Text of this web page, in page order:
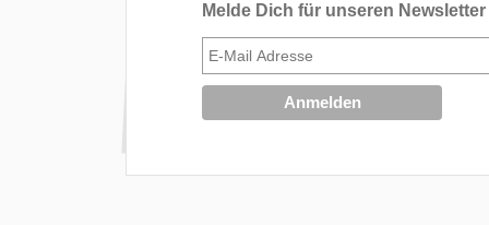
Melde Dich für unseren